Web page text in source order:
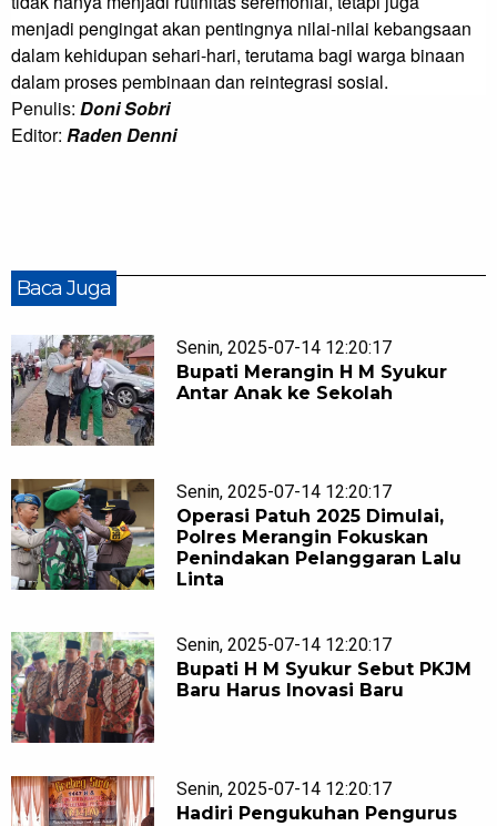
menjadi pengingat akan pentingnya nilai-nilai kebangsaan
dalam kehidupan sehari-hari, terutama bagi warga binaan
dalam proses pembinaan dan reintegrasi sosial.
Penulis: Doni Sobri
Editor: Raden Denni
Baca Juga
Senin, 2025-07-14 12:20:17
Bupati Merangin H M Syukur
Antar Anak ke Sekolah
Senin, 2025-07-14 12:20:17
Operasi Patuh 2025 Dimulai,
Polres Merangin Fokuskan
Penindakan Pelanggaran Lalu
Linta
Senin, 2025-07-14 12:20:17
Bupati H M Syukur Sebut PKJM
Baru Harus Inovasi Baru
Senin, 2025-07-14 12:20:17
Hadiri Pengukuhan Pengurus